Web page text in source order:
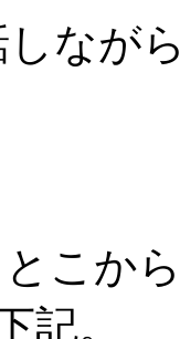
しなが
とこか
記。